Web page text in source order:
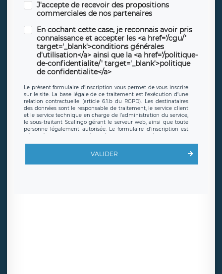
J'accepte de recevoir des propositions
commerciales de nos partenaires
En cochant cette case, je reconnais avoir pris
connaissance et accepter les <a href='/cgu/'
target='_blank'>conditions générales
d'utilisation</a> ainsi que la <a href='/politique-
de-confidentialite/' target='_blank'>politique
de confidentialite</a>
Le présent formulaire d’inscription vous permet de vous inscrire
sur le site. La base légale de ce traitement est l’exécution d’une
relation contractuelle (article 6.1.b du RGPD). Les destinataires
des données sont le responsable de traitement, le service client
et le service technique en charge de l’administration du service,
le sous-traitant Scalingo gérant le serveur web, ainsi que toute
personne légalement autorisée. Le formulaire d’inscription est
offrant desclauses de protection conformes au RGPD. Les
en sollicite la suppression, étant entendu que vous pouvez
demander la suppression de vos données et retirer votre
VALIDER